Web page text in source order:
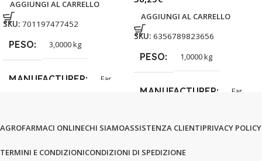
AGGIUNGI AL CARRELLO
SKU: 701197477452
PESO 3,0000 kg
MANUFACTURER Far
AGGIUNGI AL CARRELLO
SKU: 6356789823656
PESO 1,0000 kg
MANUFACTURER Far
AGROFARMACI ONLINECHI SIAMOASSISTENZA CLIENTIPRIVACY POLICY
TERMINI E CONDIZIONICONDIZIONI DI SPEDIZIONE